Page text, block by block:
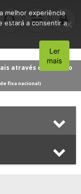
através do número
fixa nacional)
melhor experiência
estará a consentir a
Aceito
Ler
mais